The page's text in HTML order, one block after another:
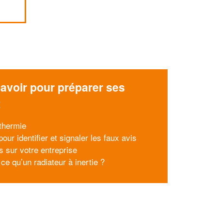
pour préparer ses
identifier et signaler les faux avis
sur votre entreprise
qu’un radiateur à inertie ?